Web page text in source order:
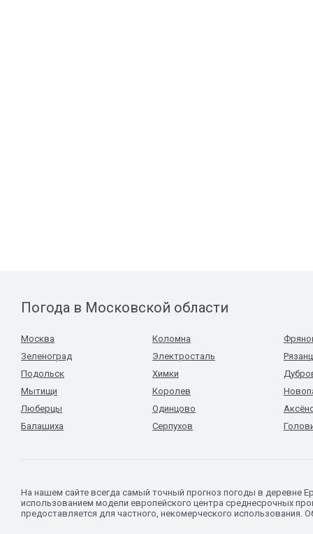
Погода в Московской области
Москва
Зеленоград
Подольск
Мытищи
Люберцы
Балашиха
Коломна
Электросталь
Химки
Королев
Одинцово
Серпухов
На нашем сайте всегда самый точный прогноз погоды в деревне
использованием модели европейского центра среднесрочных
предоставляется для частного, некомерческого использования.